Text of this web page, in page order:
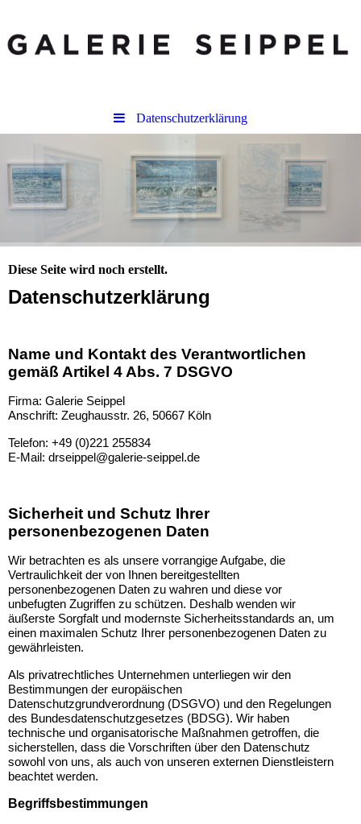
Datenschutzerklärung
Diese Seite wird noch erstellt.
Datenschutzerklärung
Name und Kontakt des Verantwortlichen
gemäß Artikel 4 Abs. 7 DSGVO
Firma: Galerie Seippel
Anschrift: Zeughausstr. 26, 50667 Köln
Telefon: +49 (0)221 255834
E-Mail: drseippel@galerie-seippel.de
Sicherheit und Schutz Ihrer
personenbezogenen Daten
Wir betrachten es als unsere vorrangige Aufgabe, die
Vertraulichkeit der von Ihnen bereitgestellten
personenbezogenen Daten zu wahren und diese vor
unbefugten Zugriffen zu schützen. Deshalb wenden wir
äußerste Sorgfalt und modernste Sicherheitsstandards an, um
einen maximalen Schutz Ihrer personenbezogenen Daten zu
gewährleisten.
Als privatrechtliches Unternehmen unterliegen wir den
Bestimmungen der europäischen
Datenschutzgrundverordnung (DSGVO) und den Regelungen
des Bundesdatenschutzgesetzes (BDSG). Wir haben
technische und organisatorische Maßnahmen getroffen, die
sicherstellen, dass die Vorschriften über den Datenschutz
sowohl von uns, als auch von unseren externen Dienstleistern
beachtet werden.
Begriffsbestimmungen